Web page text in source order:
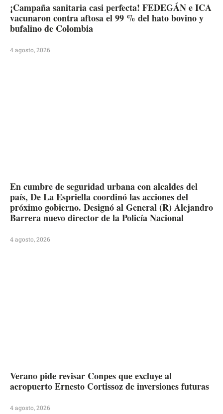
¡Campaña sanitaria casi perfecta! FEDEGÁN e ICA
vacunaron contra aftosa el 99 % del hato bovino y
bufalino de Colombia
4 agosto, 2026
En cumbre de seguridad urbana con alcaldes del
país, De La Espriella coordinó las acciones del
próximo gobierno. Designó al General (R) Alejandro
Barrera nuevo director de la Policía Nacional
4 agosto, 2026
Verano pide revisar Conpes que excluye al
aeropuerto Ernesto Cortissoz de inversiones futuras
4 agosto, 2026